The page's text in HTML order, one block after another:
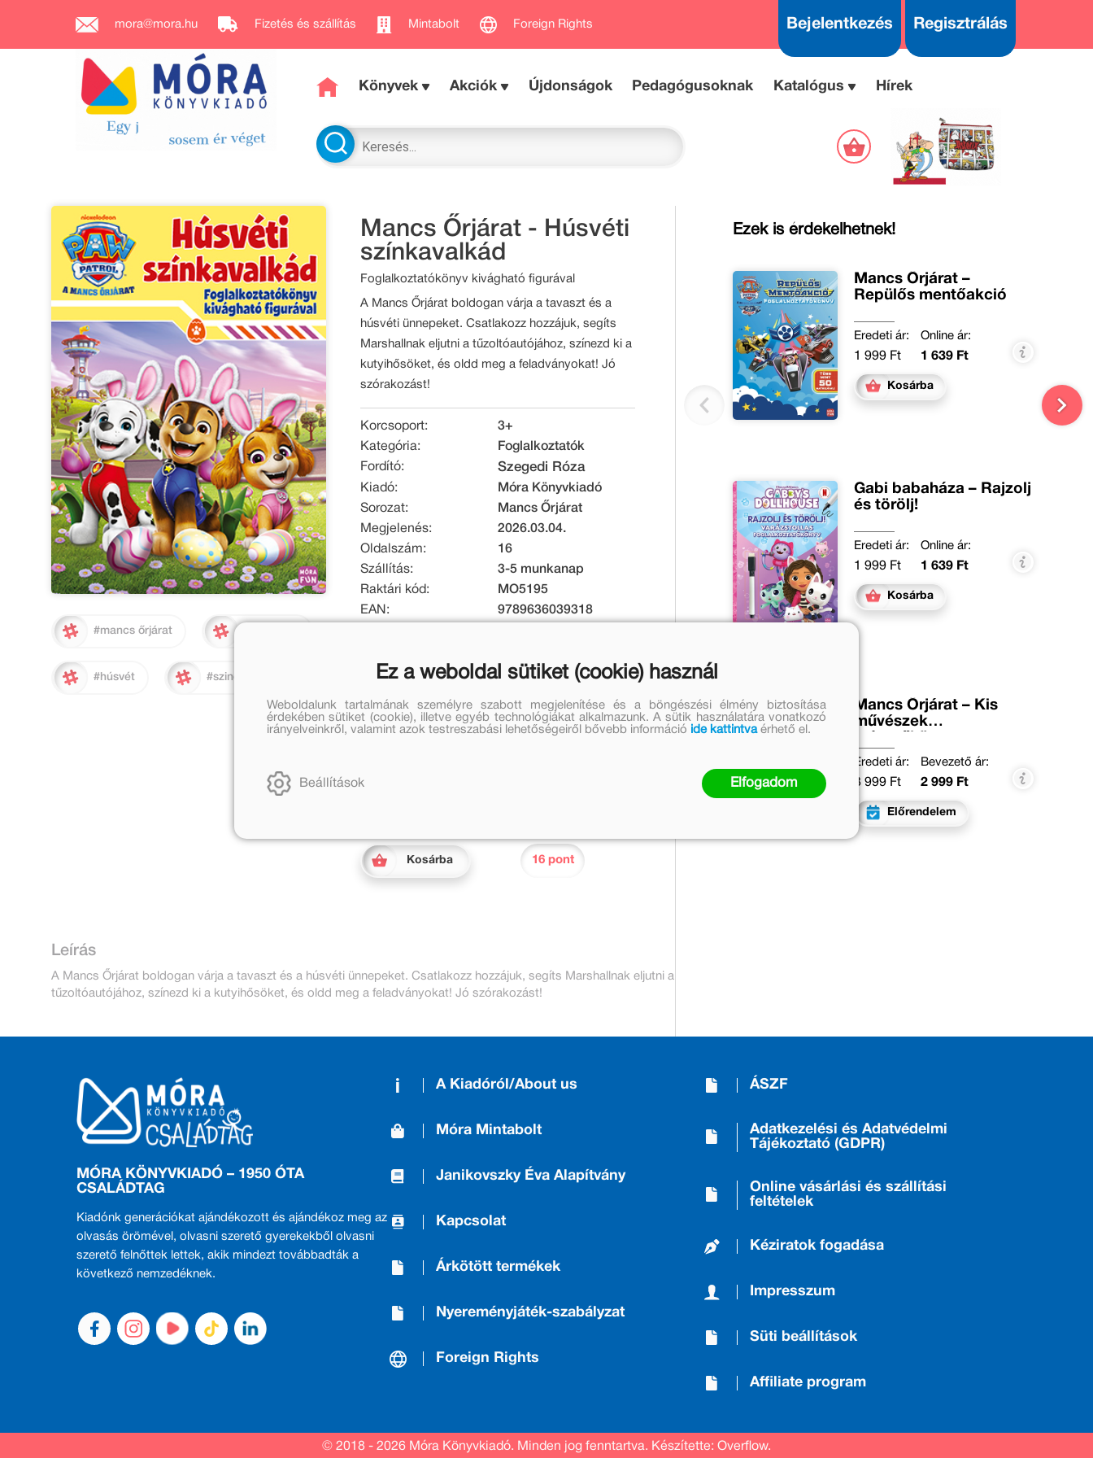
mora@mora.hu Fizetés és szállítás Mintabolt Foreign Rights Bejelentkezés Regisztrálás
Könyvek Akciók Újdonságok Pedagógusoknak Katalógus Hírek
#mancs őrjárat
#húsvét #szinező
Mancs Őrjárat - Húsvéti
színkavalkád
Foglalkoztatókönyv kivágható figurával
A Mancs Őrjárat boldogan várja a tavaszt és a
húsvéti ünnepeket. Csatlakozz hozzájuk, segíts
Marshallnak eljutni a tűzoltóautójához, színezd ki a
kutyihősöket, és oldd meg a feladványokat! Jó
szórakozást!
Korcsoport:
3+
Kategória:
Foglalkoztatók
Fordító:
Szegedi Róza
Kiadó:
Móra Könyvkiadó
Sorozat:
Mancs Őrjárat
Megjelenés:
2026.03.04.
Oldalszám:
16
Szállítás:
3-5 munkanap
Raktári kód:
MO5195
EAN:
9789636039318
Tömeg [g]:
82
Eredeti ár:
999 Ft
Online ár:
Kosárba 16 pont
Leírás
A Mancs Őrjárat boldogan várja a tavaszt és a húsvéti ünnepeket. Csatlakozz hozzájuk, segíts Marshallnak eljutni a
tűzoltóautójához, színezd ki a kutyihősöket, és oldd meg a feladványokat! Jó szórakozást!
Ezek is érdekelhetnek!
Mancs Őrjárat –
Repülős mentőakció
Eredeti ár:
1 999 Ft
Online ár:
1 639 Ft
Kosárba
Gabi babaháza – Rajzolj
és törölj!
Eredeti ár:
1 999 Ft
Online ár:
1 639 Ft
Kosárba
Mancs Őrjárat – Kis
művészek
Eredeti ár:
3 999 Ft
Bevezető ár:
2 999 Ft
Előrendelem
MÓRA KÖNYVKIADÓ – 1950 ÓTA
CSALÁDTAG
Kiadónk generációkat ajándékozott és ajándékoz meg az
olvasás örömével, olvasni szerető gyerekekből olvasni
szerető felnőttek lettek, akik mindezt továbbadták a
következő nemzedéknek.
A Kiadóról/About us
Móra Mintabolt
Janikovszky Éva Alapítvány
Kapcsolat
Árkötött termékek
Nyereményjáték-szabályzat
Foreign Rights
ÁSZF
Adatkezelési és Adatvédelmi
Tájékoztató (GDPR)
Online vásárlási és szállítási
feltételek
Kéziratok fogadása
Impresszum
Süti beállítások
Affiliate program
© 2018 - 2026 Móra Könyvkiadó. Minden jog fenntartva. Készítette: Overflow.
Ez a weboldal sütiket (cookie) használ
Weboldalunk tartalmának személyre szabott megjelenítése és a böngészési élmény biztosítása
érdekében sütiket (cookie), illetve egyéb technológiákat alkalmazunk. A sütik használatára vonatkozó
irányelveinkről, valamint azok testreszabási lehetőségeiről bővebb információ ide kattintvaérhető el.
Beállítások Elfogadom